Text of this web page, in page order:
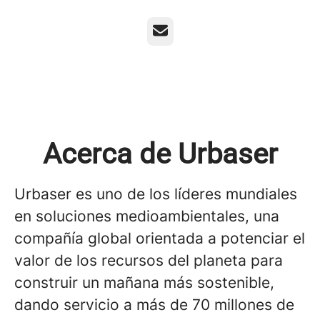
Correo electrónico
Acerca de Urbaser
Urbaser es uno de los líderes mundiales
en soluciones medioambientales, una
compañía global orientada a potenciar el
valor de los recursos del planeta para
construir un mañana más sostenible,
dando servicio a más de 70 millones de